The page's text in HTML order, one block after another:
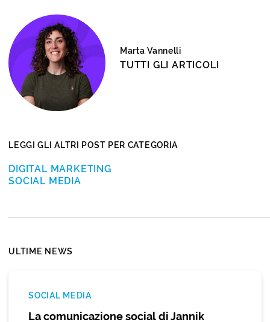
Marta Vannelli
TUTTI GLI ARTICOLI
LEGGI GLI ALTRI POST PER CATEGORIA
DIGITAL MARKETING
SOCIAL MEDIA
ULTIME NEWS
SOCIAL MEDIA
La comunicazione social di Jannik